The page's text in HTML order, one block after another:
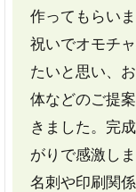
作ってもらい
祝いでオモチ
たいと思い、
体などのご提
きました。完
がりで感激し
名刺や印刷関